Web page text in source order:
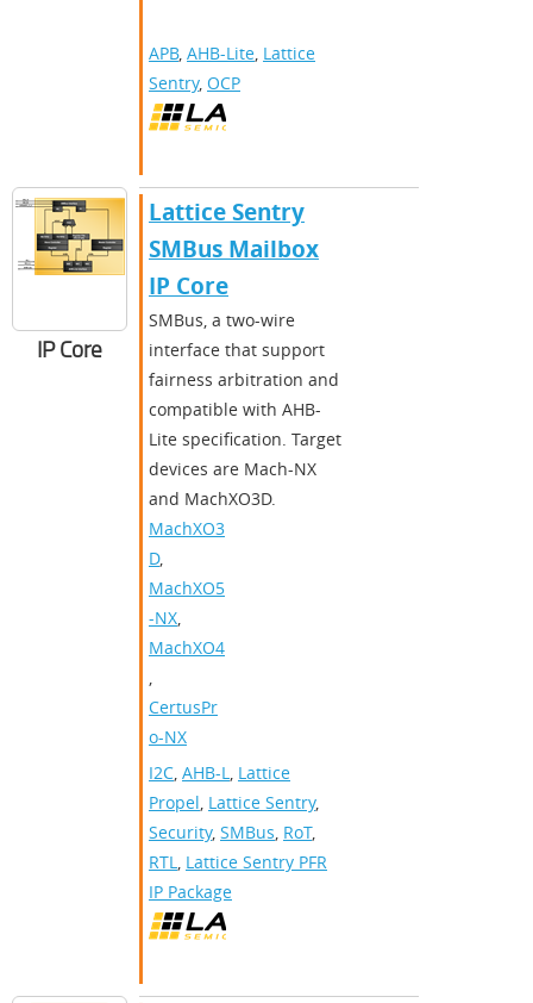
APB, AHB-Lite, Lattice
Sentry, OCP
IP Core
Lattice Sentry
SMBus Mailbox
IP Core
SMBus, a two-wire
interface that support
fairness arbitration and
compatible with AHB-
Lite specification. Target
devices are Mach-NX
and MachXO3D.
MachXO3
D,
MachXO5
-NX,
MachXO4
,
CertusPr
o-NX
I2C, AHB-L, Lattice
Propel, Lattice Sentry,
Security, SMBus, RoT,
RTL, Lattice Sentry PFR
IP Package